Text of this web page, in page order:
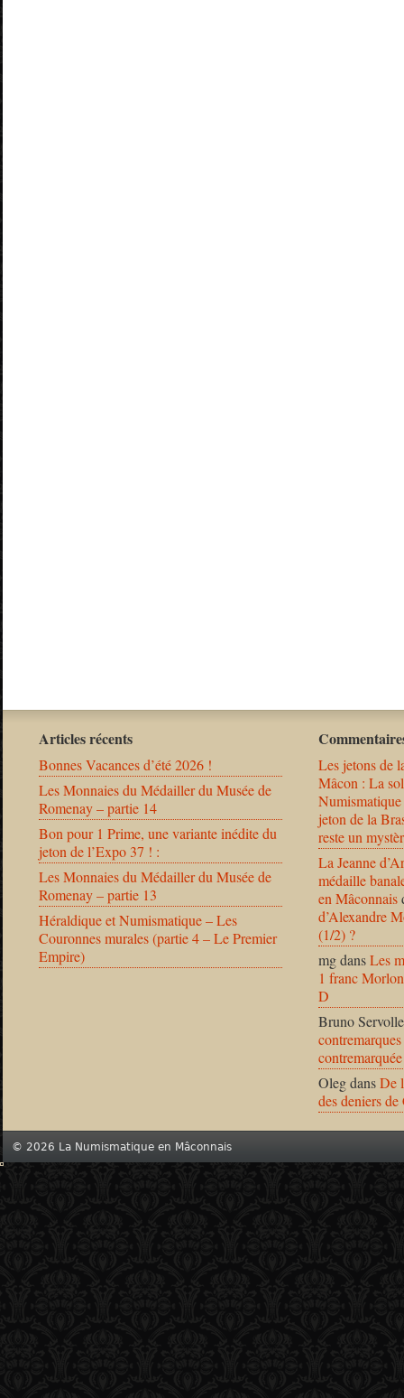
Articles récents
Bonnes Vacances d’été 2026 !
Les Monnaies du Médailler du Musée de
Romenay – partie 14
Bon pour 1 Prime, une variante inédite du
jeton de l’Expo 37 ! :
Les Monnaies du Médailler du Musée de
Romenay – partie 13
Héraldique et Numismatique – Les
Couronnes murales (partie 4 – Le Premier
Empire)
Les jetons de
Mâcon : La
jeton de la
reste un
La Jeanne
médaille
en Mâconnais
d’Alexandre
(1/2) ?
mgdansLes
1 franc
D
Bruno Servolle
OlegdansDe
des deniers
© 2026 La Numismatique en Mâconnais